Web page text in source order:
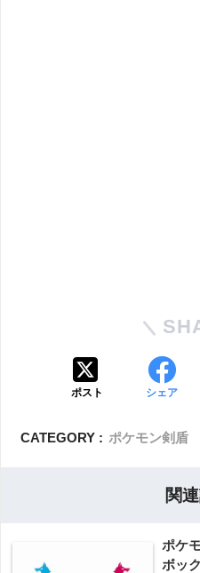
ポスト シェア
CATEGORY : ポケモン剣盾
関
ポケ
ボッ